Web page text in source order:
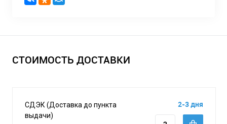
СТОИМОСТЬ ДОСТАВКИ
СДЭК (Доставка до пункта
выдачи)
2-3 дня